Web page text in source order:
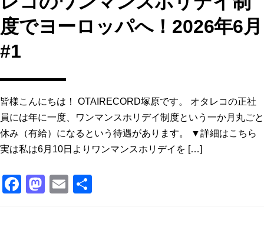
度でヨーロッパへ！2026年6月
#1
皆様こんにちは！ OTAIRECORD塚原です。 オタレコの正社
員には年に一度、ワンマンスホリデイ制度という一か月丸ごと
休み（有給）になるという待遇があります。 ▼詳細はこちら
実は私は6月10日よりワンマンスホリデイを […]
F M E